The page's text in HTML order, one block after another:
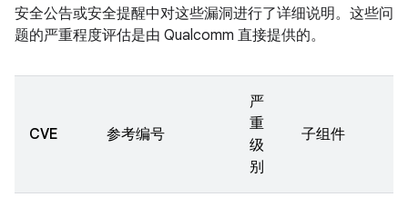
安全公告或安全提醒中对这些漏洞进行了详细说明。这些问
题的严重程度评估是由 Qualcomm 直接提供的。
CVE 参考编号
严
重
级
别
子组件